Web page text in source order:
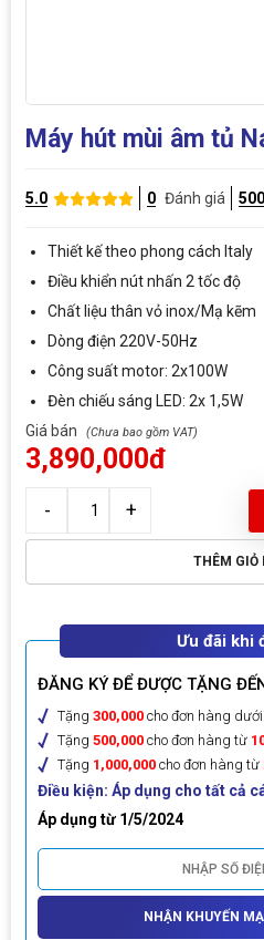
Máy hút mùi âm tủ
5.0 0 Đánh giá 500
Thiết kế theo phong cách Italy
Điều khiển nút nhấn 2 tốc độ
Chất liệu thân vỏ inox/Mạ kẽm
Dòng điện 220V-50Hz
Công suất motor: 2x100W
Đèn chiếu sáng LED: 2x 1,5W
Giá bán
3,890,000đ
THÊM GIỎ
Ưu đãi khi
ĐĂNG KÝ ĐỂ ĐƯỢC TẶNG
Tặng 300,000 cho đơn hàng dưới
Tặng 500,000 cho đơn hàng từ
Tặng 1,000,000 cho đơn hàng từ
Điều kiện: Áp dụng cho tất cả
Áp dụng từ 1/5/2024
NHẬN KHUYẾN